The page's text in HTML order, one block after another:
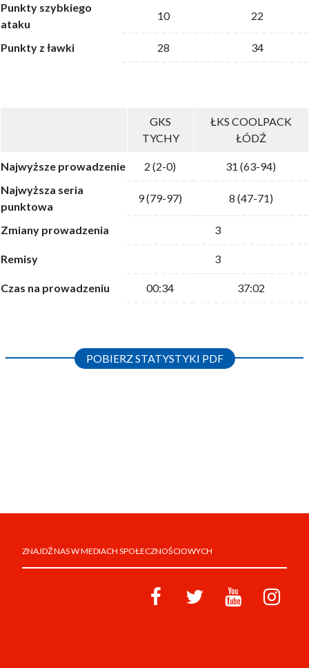
Punkty szybkiego
ataku
10 22
Punkty z ławki 28 34
GKS
TYCHY
ŁKS COOLPACK
ŁÓDŹ
Najwyższe prowadzenie 2 (2-0)
31 (63-94)
Najwyższa seria
punktowa
9 (79-97) 8 (47-71)
Zmiany prowadzenia 3
Remisy 3
Czas na prowadzeniu 00:34 37:02
POBIERZ STATYSTYKI PDF
ZNAJDŹ NAS W MEDIACH SPOŁECZNOŚCIOWYCH